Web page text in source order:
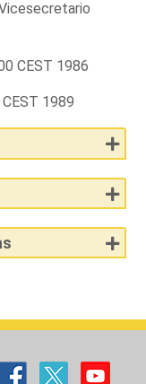
CEST 1986
1989